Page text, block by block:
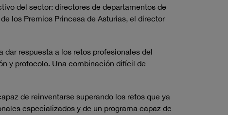
del sector: directores de departamentos de
los Premios Princesa de Asturias, el director
dar respuesta a los retos profesionales del
y protocolo. Una combinación difícil de
de reinventarse superando los retos que ya
especializados y de un programa capaz de